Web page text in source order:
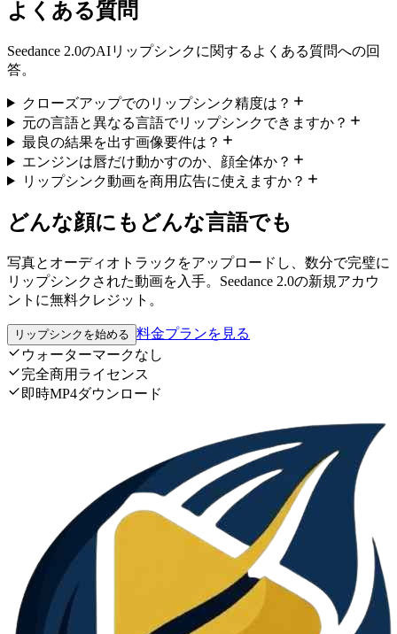
よくある質問
Seedance 2.0のAIリップシンクに関するよくある質問への回
答。
クローズアップでのリップシンク精度は？
元の言語と異なる言語でリップシンクできますか？
最良の結果を出す画像要件は？
エンジンは唇だけ動かすのか、顔全体か？
リップシンク動画を商用広告に使えますか？
どんな顔にもどんな言語でも
写真とオーディオトラックをアップロードし、数分で完璧に
リップシンクされた動画を入手。Seedance 2.0の新規アカウ
ントに無料クレジット。
リップシンクを始める 料金プランを見る
ウォーターマークなし
完全商用ライセンス
即時MP4ダウンロード